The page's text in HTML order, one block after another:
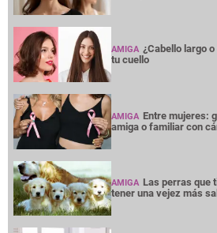
AMIGA ¿Cabello largo
tu cuello
AMIGA Entre mujeres:
amiga o familiar con
AMIGA Las perras que
tener una vejez más